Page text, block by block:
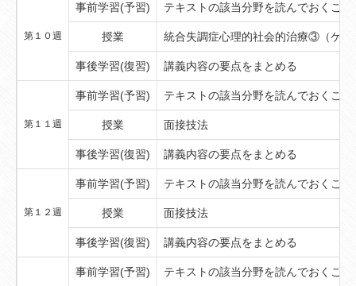
第１０週
事前学習(予習) テキストの該当分野を読んでおくこと
授業 統合失調症心理的社会的治療③（ケア
事後学習(復習) 講義内容の要点をまとめる
第１１週
事前学習(予習) テキストの該当分野を読んでおくこと
授業 面接技法
事後学習(復習) 講義内容の要点をまとめる
第１２週
事前学習(予習) テキストの該当分野を読んでおくこと
授業 面接技法
事後学習(復習) 講義内容の要点をまとめる
事前学習(予習) テキストの該当分野を読んでおくこと